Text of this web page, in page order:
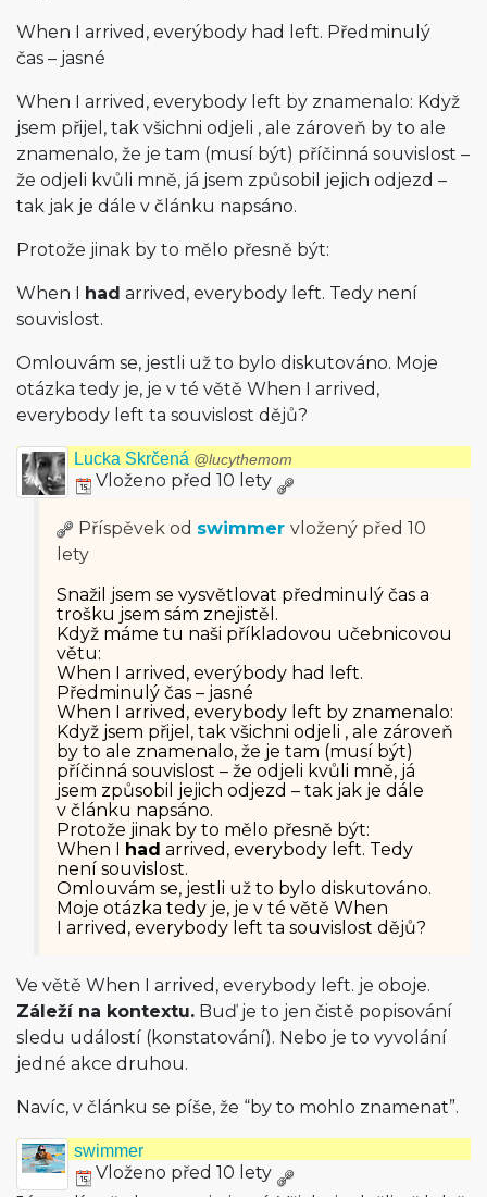
When I arrived, everýbody had left. Předminulý
čas – jasné
When I arrived, everybody left by znamenalo: Když
jsem přijel, tak všichni odjeli , ale zároveň by to ale
znamenalo, že je tam (musí být) příčinná souvislost –
že odjeli kvůli mně, já jsem způsobil jejich odjezd –
tak jak je dále v článku napsáno.
Protože jinak by to mělo přesně být:
When I had arrived, everybody left. Tedy není
souvislost.
Omlouvám se, jestli už to bylo diskutováno. Moje
otázka tedy je, je v té větě When I arrived,
everybody left ta souvislost dějů?
Lucka Skrčená @lucythemom
Vloženo před 10 lety
Příspěvek od swimmer vložený před 10
lety
Snažil jsem se vysvětlovat předminulý čas a
trošku jsem sám znejistěl.
Když máme tu naši příkladovou učebnicovou
větu:
When I arrived, everýbody had left.
Předminulý čas – jasné
When I arrived, everybody left by znamenalo:
Když jsem přijel, tak všichni odjeli , ale zároveň
by to ale znamenalo, že je tam (musí být)
příčinná souvislost – že odjeli kvůli mně, já
jsem způsobil jejich odjezd – tak jak je dále
v článku napsáno.
Protože jinak by to mělo přesně být:
When I had arrived, everybody left. Tedy
není souvislost.
Omlouvám se, jestli už to bylo diskutováno.
Moje otázka tedy je, je v té větě When
I arrived, everybody left ta souvislost dějů?
Ve větě When I arrived, everybody left. je oboje.
Záleží na kontextu. Buď je to jen čistě popisování
sledu událostí (konstatování). Nebo je to vyvolání
jedné akce druhou.
Navíc, v článku se píše, že “by to mohlo znamenat”.
swimmer
Vloženo před 10 lety